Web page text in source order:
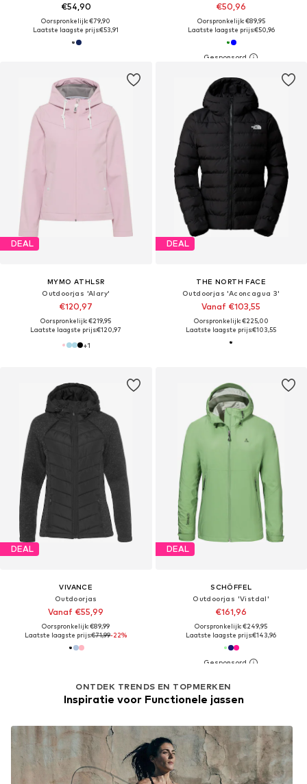
€54,90
Oorspronkelijk: €79,90
Laatste laagste prijs:€53,91
€50,96
Oorspronkelijk: €89,95
Laatste laagste prijs:€50,96
DEAL
MYMO ATHLSR
Outdoorjas 'Alary'
€120,97
Oorspronkelijk: €219,95
Laatste laagste prijs:€120,97
+1
DEAL
THE NORTH FACE
Outdoorjas 'Aconcagua 3'
Vanaf €103,55
Oorspronkelijk: €225,00
Laatste laagste prijs:€103,55
DEAL
VIVANCE
Outdoorjas
Vanaf €55,99
Oorspronkelijk: €89,99
Laatste laagste prijs:€71,99-22%
DEAL
SCHÖFFEL
Outdoorjas 'Vistdal'
€161,96
Oorspronkelijk: €249,95
Laatste laagste prijs:€143,96
ONTDEK TRENDS EN TOPMERKEN
Inspiratie voor Functionele jassen